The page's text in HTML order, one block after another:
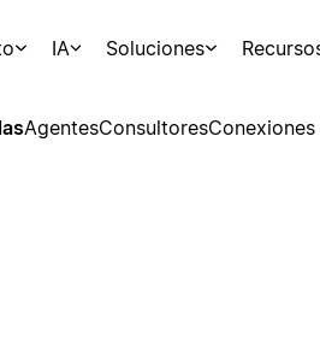
IA Soluciones
AgentesConsultoresConexiones